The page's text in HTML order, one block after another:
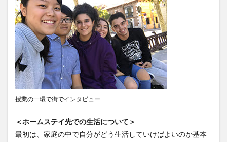
授業の一環で街でインタビュー
＜ホームステイ先での生活について＞
最初は、家庭の中で自分がどう生活していけばよいのか基本
ベトナム航空
ベトナム観光
ベトナム語
ポーラ美術館
ボストン留学
ボランティア
ボランティア活動
ライプツィヒ
ライプツィヒ大学附属ドイツ語学校interDaF留学
レポート
ワルシャワ大学留学
上海交通大学
上海交通大学留学
上海外国語大学
中国
中国留学
中国語
人見杯英語スピーチコンテスト
保護者懇談会
優勝 入賞
公開講座